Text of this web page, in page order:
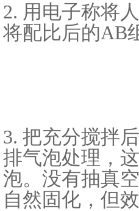
2. 用电子称将
将配比后的AB
3. 把充分搅拌
排气泡处理，
泡。没有抽真
自然固化，但